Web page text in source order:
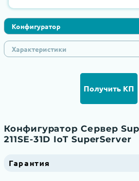
Конфигуратор
Характеристики
Получить КП
Конфигуратор Сервер
211SE-31D IoT SuperServer
Гарантия